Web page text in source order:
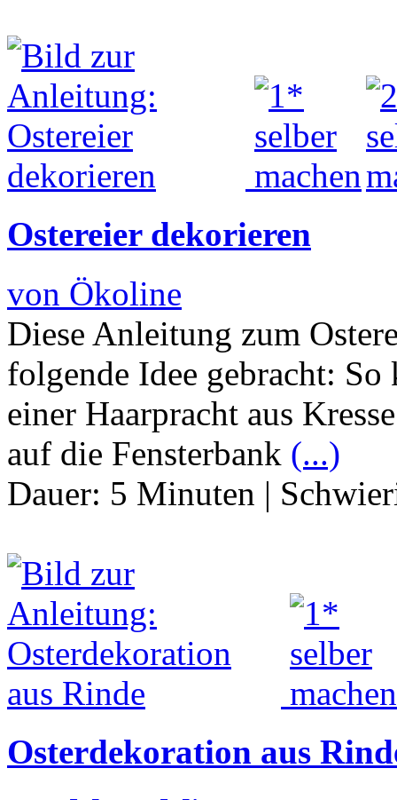
Ostereier dekorieren
von Ökoline
Diese Anleitung zum
folgende Idee gebracht:
einer Haarpracht aus
auf die Fensterbank (...)
Dauer: 5 Minuten |
Osterdekoration aus